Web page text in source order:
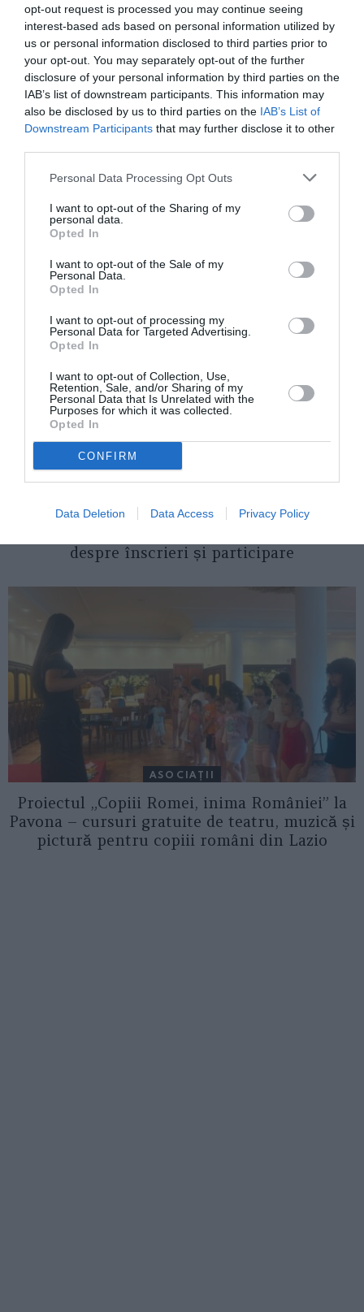
opt-out request is processed you may continue seeing
interest-based ads based on personal information utilized by
us or personal information disclosed to third parties prior to
your opt-out. You may separately opt-out of the further
disclosure of your personal information by third parties on the
IAB’s list of downstream participants. This information may
also be disclosed by us to third parties on the IAB’s List of
Downstream Participants that may further disclose it to other
Personal Data Processing Opt Outs
I want to opt-out of the Sharing of my
personal data.
Opted In
I want to opt-out of the Sale of my
Personal Data.
Opted In
I want to opt-out of processing my
Personal Data for Targeted Advertising.
Opted In
I want to opt-out of Collection, Use,
Retention, Sale, and/or Sharing of my
Personal Data that Is Unrelated with the
Purposes for which it was collected.
Opted In
CONFIRM
Data Deletion Data Access Privacy Policy
găsește răspuns în plan politic. În acest moment zac
în Parlament nenumărate propuneri de lege în acest
sens.”
See
more
Articolul anterior
Arestați pentru furtul unui sfinx egiptean
Următorul articol
de preşedinte ARD Diaspora
AȚI PUTEA DORI DE
despre înscrieri și participare
ASOCIAŢII
Proiectul „Copiii Romei, inima României” la
Pavona – cursuri gratuite de teatru, muzică și
pictură pentru copiii români din Lazio